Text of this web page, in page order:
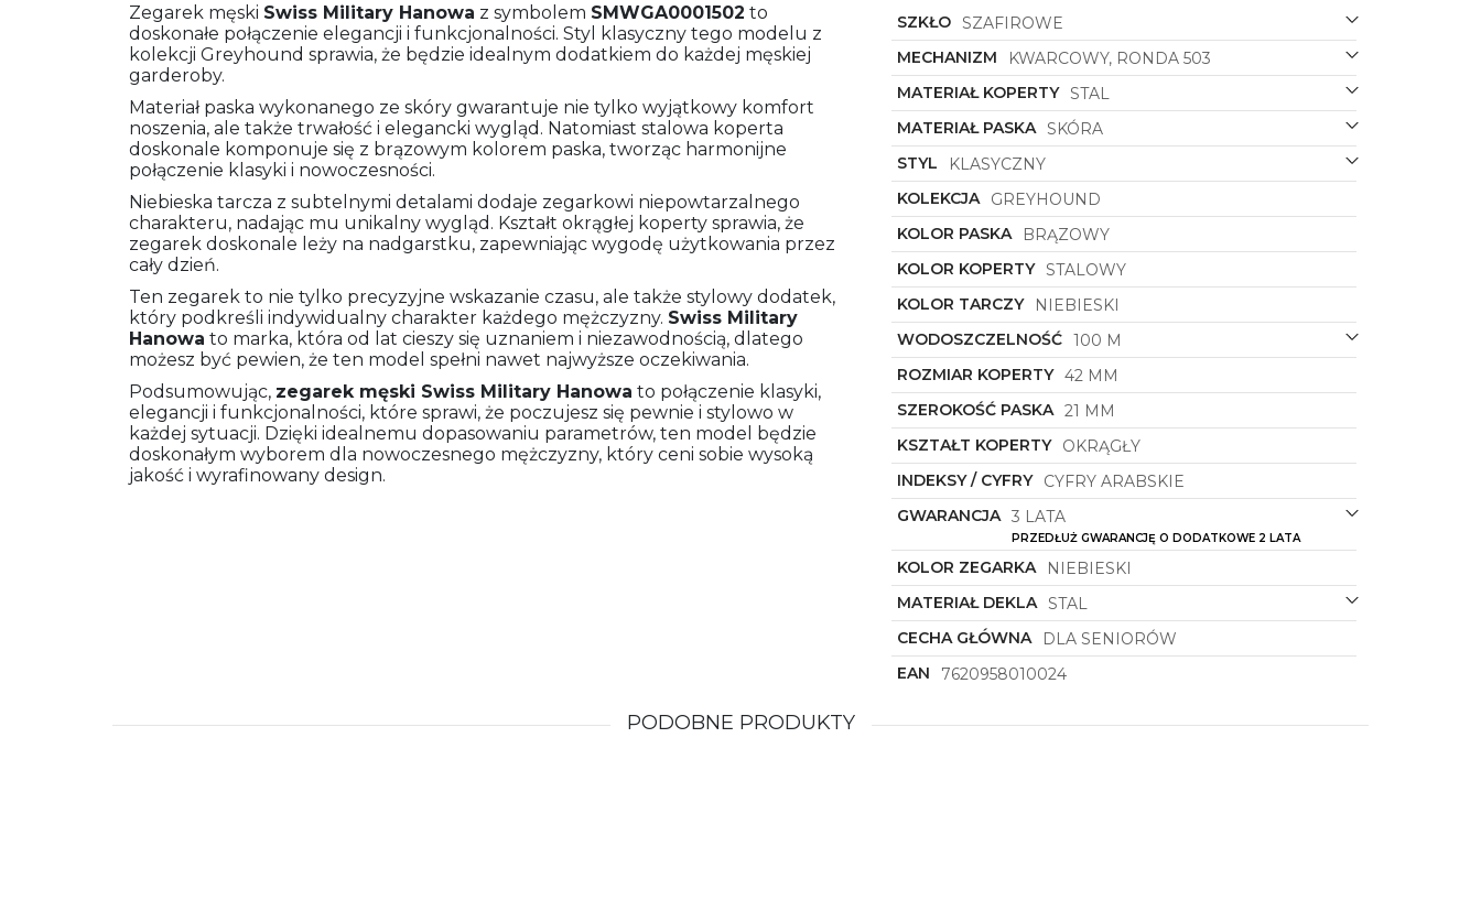
Zegarek męski Swiss Military Hanowa z symbolem SMWGA0001502 to
doskonałe połączenie elegancji i funkcjonalności. Styl klasyczny tego modelu z
kolekcji Greyhound sprawia, że będzie idealnym dodatkiem do każdej męskiej
garderoby.
Materiał paska wykonanego ze skóry gwarantuje nie tylko wyjątkowy komfort
noszenia, ale także trwałość i elegancki wygląd. Natomiast stalowa koperta
doskonale komponuje się z brązowym kolorem paska, tworząc harmonijne
połączenie klasyki i nowoczesności.
Niebieska tarcza z subtelnymi detalami dodaje zegarkowi niepowtarzalnego
charakteru, nadając mu unikalny wygląd. Kształt okrągłej koperty sprawia, że
zegarek doskonale leży na nadgarstku, zapewniając wygodę użytkowania przez
cały dzień.
Ten zegarek to nie tylko precyzyjne wskazanie czasu, ale także stylowy dodatek,
który podkreśli indywidualny charakter każdego mężczyzny. Swiss Military
Hanowa to marka, która od lat cieszy się uznaniem i niezawodnością, dlatego
możesz być pewien, że ten model spełni nawet najwyższe oczekiwania.
Podsumowując, zegarek męski Swiss Military Hanowa to połączenie klasyki,
elegancji i funkcjonalności, które sprawi, że poczujesz się pewnie i stylowo w
każdej sytuacji. Dzięki idealnemu dopasowaniu parametrów, ten model będzie
doskonałym wyborem dla nowoczesnego mężczyzny, który ceni sobie wysoką
jakość i wyrafinowany design.
SZKŁO SZAFIROWE
MECHANIZM
KWARCOWY, RONDA 503
MATERIAŁ KOPERTY STAL
MATERIAŁ PASKA SKÓRA
STYL
KLASYCZNY
KOLEKCJA
GREYHOUND
KOLOR PASKA
BRĄZOWY
KOLOR KOPERTY STALOWY
KOLOR TARCZY
NIEBIESKI
WODOSZCZELNOŚĆ 100 M
ROZMIAR KOPERTY 42 MM
SZEROKOŚĆ PASKA 21 MM
KSZTAŁT KOPERTY
OKRĄGŁY
INDEKSY / CYFRY
CYFRY ARABSKIE
GWARANCJA 3 LATA
PRZEDŁUŻ GWARANCJĘ O DODATKOWE 2 LATA
KOLOR ZEGARKA
NIEBIESKI
MATERIAŁ DEKLA STAL
CECHA GŁÓWNA
DLA SENIORÓW
EAN
7620958010024
PODOBNE PRODUKTY